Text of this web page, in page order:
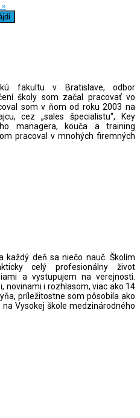
fakultu v Bratislave, odbor
školy som začal pracovať vo
som v ňom od roku 2003 na
cez „sales špecialistu“, Key
managera, kouča a training
pracoval v mnohých firemných
deň sa niečo nauč. Školím
celý profesionálny život
a vystupujem na verejnosti.
novinami i rozhlasom, viac ako 14
príležitostne som pôsobila ako
Vysokej škole medzinárodného